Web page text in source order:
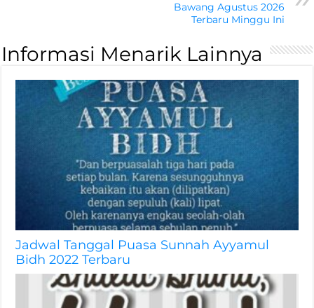
Bawang Agustus 2026
Terbaru Minggu Ini
Informasi Menarik Lainnya
Jadwal Tanggal Puasa Sunnah Ayyamul
Bidh 2022 Terbaru